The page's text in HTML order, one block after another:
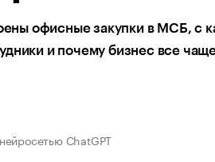
офисные закупки в МСБ, с
и почему бизнес все
ChatGPT